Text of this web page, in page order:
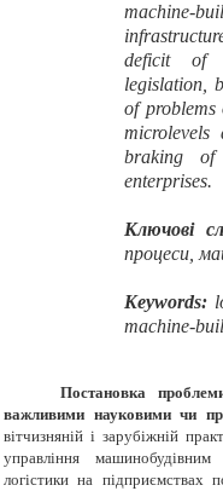
machine-
deficit of
legislation,
of problems
braking of
enterprises.
Ключові
процеси,
Keywords:
machine-
Постановка
важливими науковими чи
вітчизняній і зарубіжній
управління
логістики на підприємствах